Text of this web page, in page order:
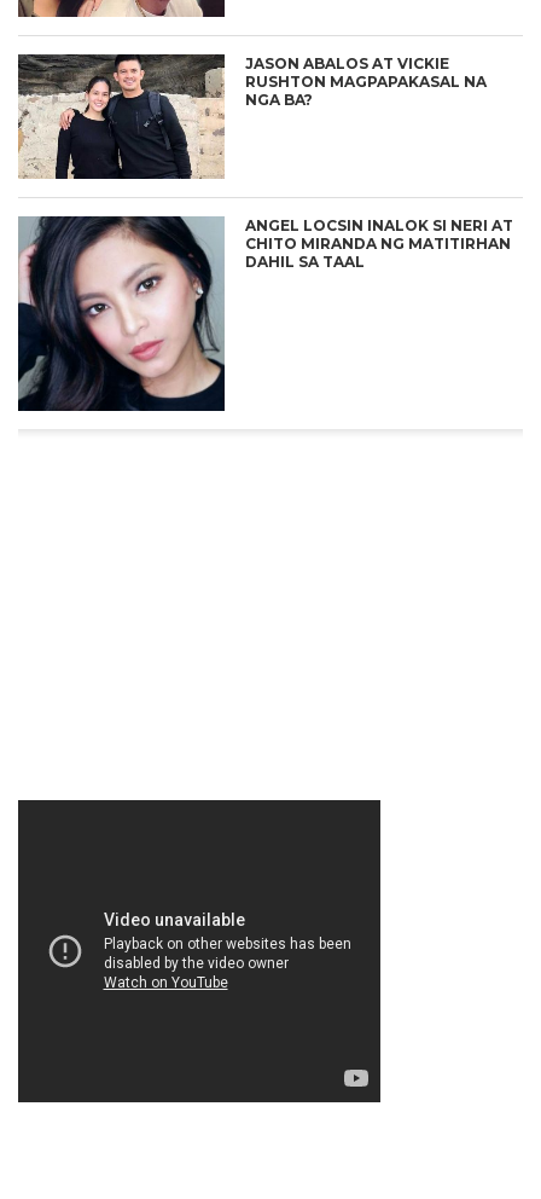
JASON ABALOS AT VICKIE
RUSHTON MAGPAPAKASAL NA
NGA BA?
ANGEL LOCSIN INALOK SI NERI AT
CHITO MIRANDA NG MATITIRHAN
DAHIL SA TAAL